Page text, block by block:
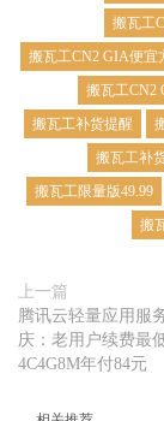
搬瓦工
搬瓦工CN2 GIA便宜
搬瓦工CN2
搬瓦工补货提醒
搬瓦工补
搬瓦工限量版49.99
搬
上一篇
腾讯云轻量应用服
庆：老用户续费最
4C4G8M年付84元